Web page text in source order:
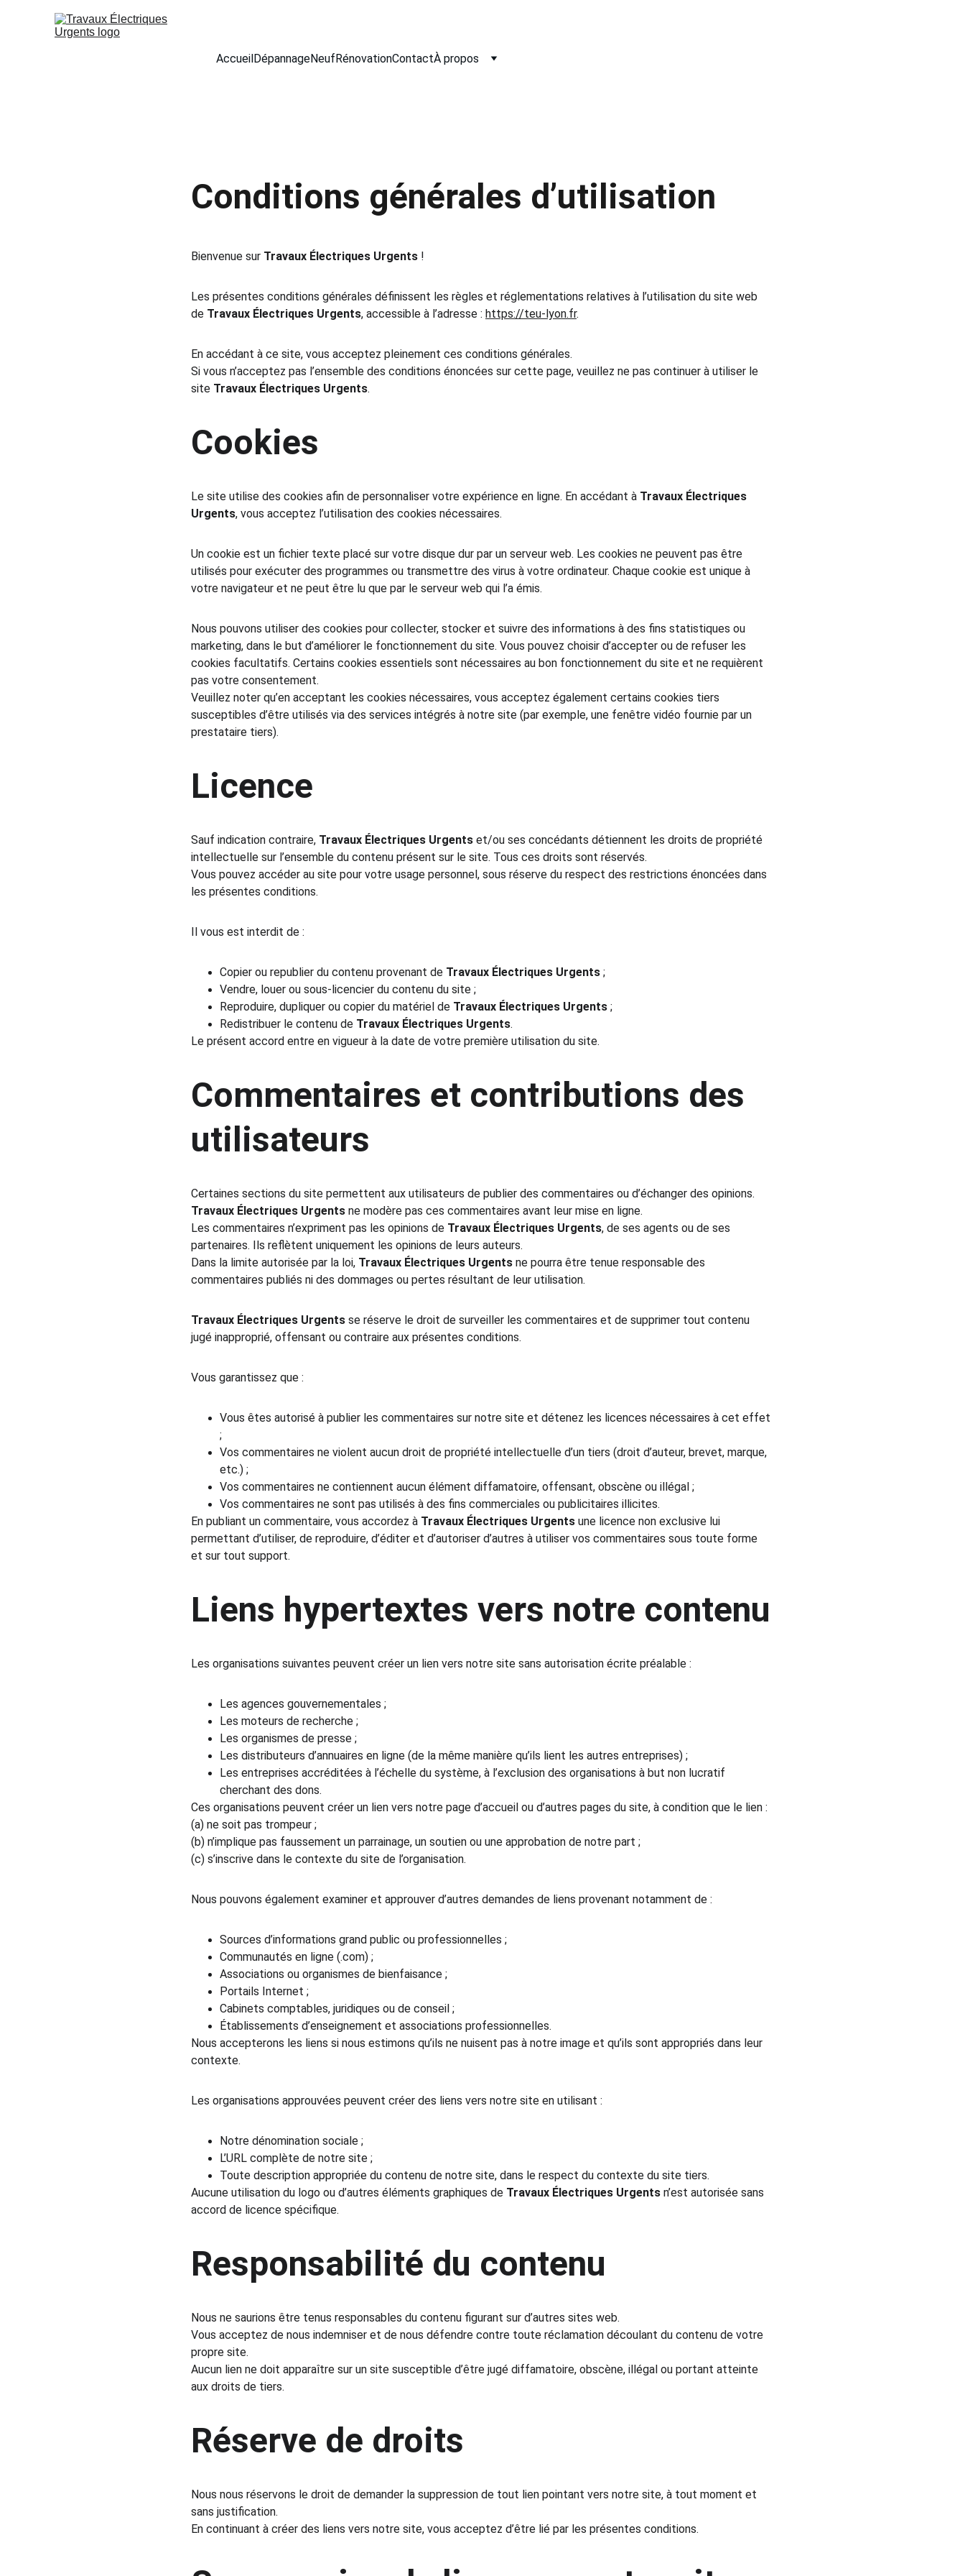
AccueilDépannageNeufRénovationContactÀ propos
Conditions générales d’utilisation
Bienvenue sur Travaux Électriques Urgents !
Les présentes conditions générales définissent les règles et réglementations relatives à l’utilisation du site web
de Travaux Électriques Urgents, accessible à l’adresse : https://teu-lyon.fr.
En accédant à ce site, vous acceptez pleinement ces conditions générales.
Si vous n’acceptez pas l’ensemble des conditions énoncées sur cette page, veuillez ne pas continuer à utiliser le
site Travaux Électriques Urgents.
Cookies
Le site utilise des cookies afin de personnaliser votre expérience en ligne. En accédant à Travaux Électriques
Urgents, vous acceptez l’utilisation des cookies nécessaires.
Un cookie est un fichier texte placé sur votre disque dur par un serveur web. Les cookies ne peuvent pas être
utilisés pour exécuter des programmes ou transmettre des virus à votre ordinateur. Chaque cookie est unique à
votre navigateur et ne peut être lu que par le serveur web qui l’a émis.
Nous pouvons utiliser des cookies pour collecter, stocker et suivre des informations à des fins statistiques ou
marketing, dans le but d’améliorer le fonctionnement du site. Vous pouvez choisir d’accepter ou de refuser les
cookies facultatifs. Certains cookies essentiels sont nécessaires au bon fonctionnement du site et ne requièrent
pas votre consentement.
Veuillez noter qu’en acceptant les cookies nécessaires, vous acceptez également certains cookies tiers
susceptibles d’être utilisés via des services intégrés à notre site (par exemple, une fenêtre vidéo fournie par un
prestataire tiers).
Licence
Sauf indication contraire, Travaux Électriques Urgents et/ou ses concédants détiennent les droits de propriété
intellectuelle sur l’ensemble du contenu présent sur le site. Tous ces droits sont réservés.
Vous pouvez accéder au site pour votre usage personnel, sous réserve du respect des restrictions énoncées dans
les présentes conditions.
Il vous est interdit de :
Copier ou republier du contenu provenant de Travaux Électriques Urgents ;
Vendre, louer ou sous-licencier du contenu du site ;
Reproduire, dupliquer ou copier du matériel de Travaux Électriques Urgents ;
Redistribuer le contenu de Travaux Électriques Urgents.
Le présent accord entre en vigueur à la date de votre première utilisation du site.
Commentaires et contributions des
utilisateurs
Certaines sections du site permettent aux utilisateurs de publier des commentaires ou d’échanger des opinions.
Travaux Électriques Urgents ne modère pas ces commentaires avant leur mise en ligne.
Les commentaires n’expriment pas les opinions de Travaux Électriques Urgents, de ses agents ou de ses
partenaires. Ils reflètent uniquement les opinions de leurs auteurs.
Dans la limite autorisée par la loi, Travaux Électriques Urgents ne pourra être tenue responsable des
commentaires publiés ni des dommages ou pertes résultant de leur utilisation.
Travaux Électriques Urgents se réserve le droit de surveiller les commentaires et de supprimer tout contenu
jugé inapproprié, offensant ou contraire aux présentes conditions.
Vous garantissez que :
Vous êtes autorisé à publier les commentaires sur notre site et détenez les licences nécessaires à cet effet
;
Vos commentaires ne violent aucun droit de propriété intellectuelle d’un tiers (droit d’auteur, brevet, marque,
etc.) ;
Vos commentaires ne contiennent aucun élément diffamatoire, offensant, obscène ou illégal ;
Vos commentaires ne sont pas utilisés à des fins commerciales ou publicitaires illicites.
En publiant un commentaire, vous accordez à Travaux Électriques Urgents une licence non exclusive lui
permettant d’utiliser, de reproduire, d’éditer et d’autoriser d’autres à utiliser vos commentaires sous toute forme
et sur tout support.
Liens hypertextes vers notre contenu
Les organisations suivantes peuvent créer un lien vers notre site sans autorisation écrite préalable :
Les agences gouvernementales ;
Les moteurs de recherche ;
Les organismes de presse ;
Les distributeurs d’annuaires en ligne (de la même manière qu’ils lient les autres entreprises) ;
Les entreprises accréditées à l’échelle du système, à l’exclusion des organisations à but non lucratif
cherchant des dons.
Ces organisations peuvent créer un lien vers notre page d’accueil ou d’autres pages du site, à condition que le lien :
(a) ne soit pas trompeur ;
(b) n’implique pas faussement un parrainage, un soutien ou une approbation de notre part ;
(c) s’inscrive dans le contexte du site de l’organisation.
Nous pouvons également examiner et approuver d’autres demandes de liens provenant notamment de :
Sources d’informations grand public ou professionnelles ;
Communautés en ligne (.com) ;
Associations ou organismes de bienfaisance ;
Portails Internet ;
Cabinets comptables, juridiques ou de conseil ;
Établissements d’enseignement et associations professionnelles.
Nous accepterons les liens si nous estimons qu’ils ne nuisent pas à notre image et qu’ils sont appropriés dans leur
contexte.
Les organisations approuvées peuvent créer des liens vers notre site en utilisant :
Notre dénomination sociale ;
L’URL complète de notre site ;
Toute description appropriée du contenu de notre site, dans le respect du contexte du site tiers.
Aucune utilisation du logo ou d’autres éléments graphiques de Travaux Électriques Urgents n’est autorisée sans
accord de licence spécifique.
Responsabilité du contenu
Nous ne saurions être tenus responsables du contenu figurant sur d’autres sites web.
Vous acceptez de nous indemniser et de nous défendre contre toute réclamation découlant du contenu de votre
propre site.
Aucun lien ne doit apparaître sur un site susceptible d’être jugé diffamatoire, obscène, illégal ou portant atteinte
aux droits de tiers.
Réserve de droits
Nous nous réservons le droit de demander la suppression de tout lien pointant vers notre site, à tout moment et
sans justification.
En continuant à créer des liens vers notre site, vous acceptez d’être lié par les présentes conditions.